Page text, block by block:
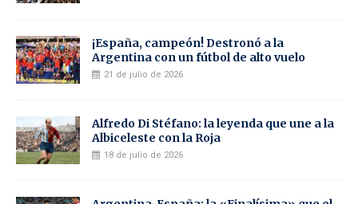
¡España, campeón! Destronó a la
Argentina con un fútbol de alto vuelo
21 de julio de 2026
Alfredo Di Stéfano: la leyenda que une a la
Albiceleste con la Roja
18 de julio de 2026